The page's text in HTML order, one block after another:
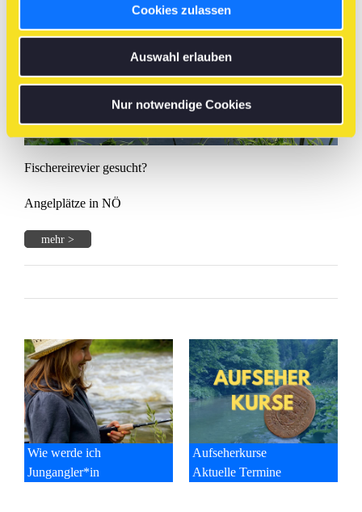
Cookies zulassen
Auswahl erlauben
Nur notwendige Cookies
Fischereirevier gesucht?
Angelplätze in NÖ
mehr >
Wie werde ich
Jungangler*in
Aufseherkurse
Aktuelle Termine